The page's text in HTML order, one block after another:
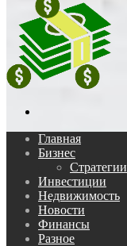
Главная
Бизнес
Стратегии
Инвестиции
Недвижимость
Новости
Финансы
Разное